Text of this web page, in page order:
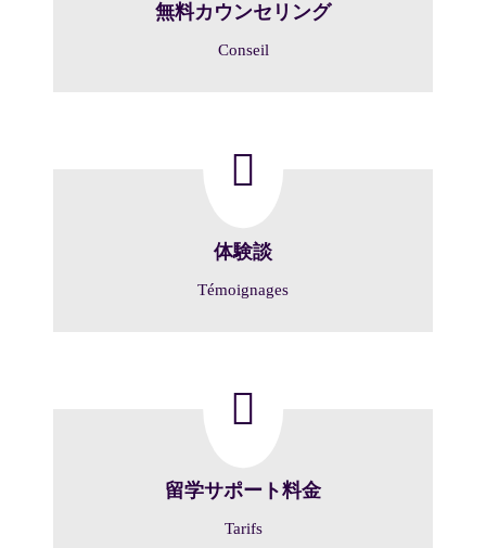
無料カウンセリング
Conseil
体験談
Témoignages
留学サポート料金
Tarifs